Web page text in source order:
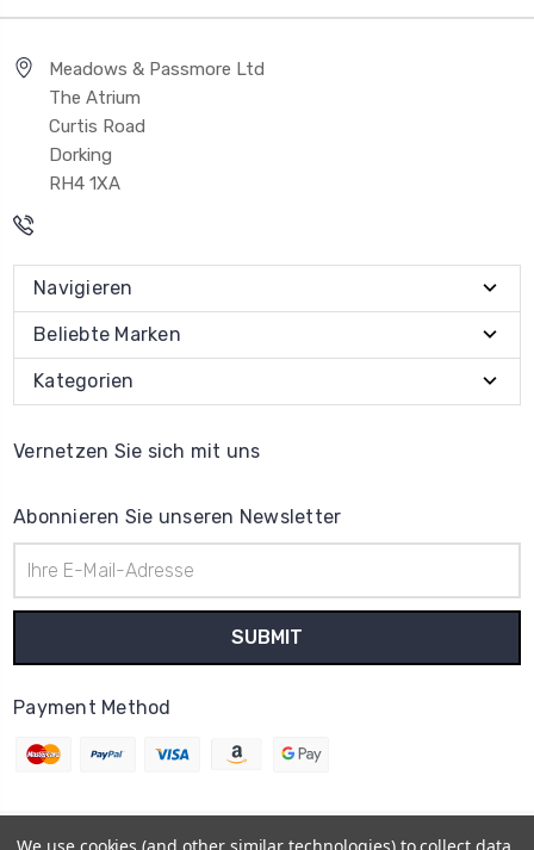
Meadows & Passmore Ltd
The Atrium
Curtis Road
Dorking
RH4 1XA
Navigieren
Beliebte Marken
Kategorien
Vernetzen Sie sich mit uns
Abonnieren Sie unseren Newsletter
Mail-
Adresse
Payment Method
© 2026 Uhrenteile Lager